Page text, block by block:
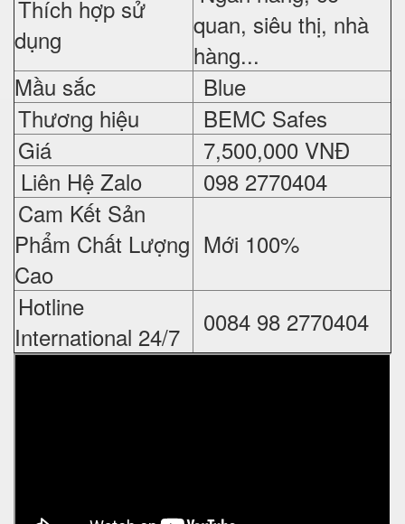
Thích hợp sử
dụng
quan, siêu thị, nhà
hàng...
Mầu sắc
Blue
Thương hiệu
BEMC Safes
Giá
7,500,000 VNĐ
Liên Hệ Zalo
098 2770404
Cam Kết Sản
Phẩm Chất Lượng
Cao
Mới 100%
Hotline
International 24/7
0084 98 2770404